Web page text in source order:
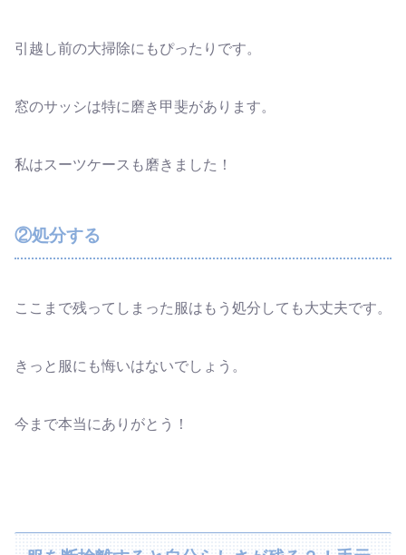
引越し前の大掃除にもぴったりです。
窓のサッシは特に磨き甲斐があります。
私はスーツケースも磨きました！
②処分する
ここまで残ってしまった服はもう処分しても大丈夫です。
きっと服にも悔いはないでしょう。
今まで本当にありがとう！